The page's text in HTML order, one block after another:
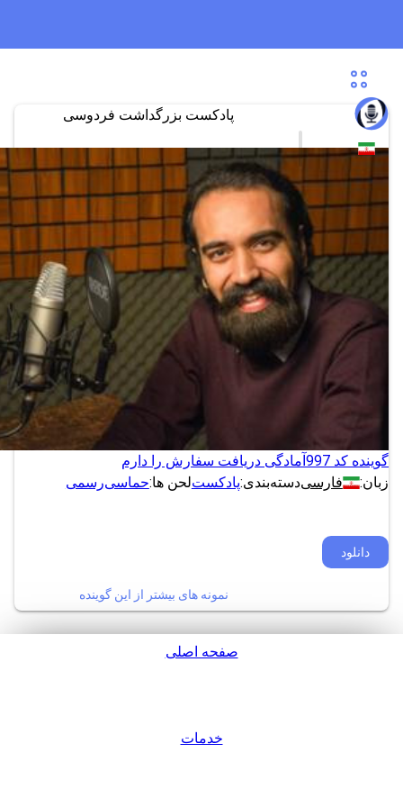
پادکست بزرگداشت فردوسی
گوینده کد 997
آمادگی دریافت سفارش را دارم
زبان:
فارسیدسته‌بندی:پادکستلحن ها:حماسیرسمی
دانلود
نمونه های بیشتر از این گوینده
صفحه اصلی
خدمات